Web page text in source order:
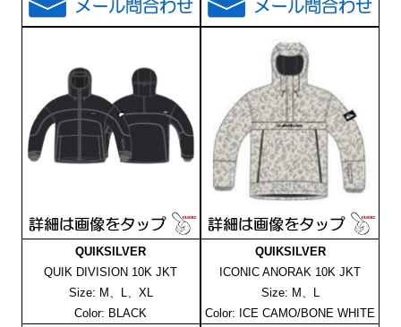
QUIKSILVER
QUIK DIVISION 10K JKT
Size: M、L、XL
Color: BLACK
QUIKSILVER
ICONIC ANORAK 10K JKT
Size: M、L
Color: ICE CAMO/BONE WHITE